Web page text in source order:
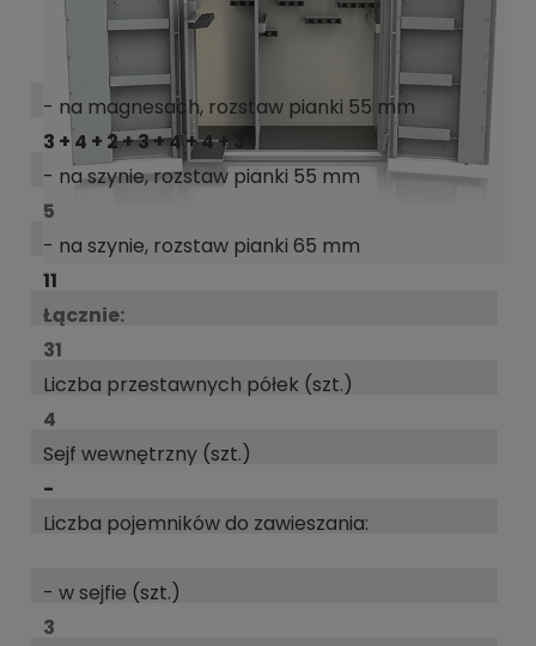
- na magnesach, rozstaw pianki 55 mm
3 + 4 + 2 + 3 + 4 + 4 + 3
- na szynie, rozstaw pianki 55 mm
5
- na szynie, rozstaw pianki 65 mm
11
Łącznie:
31
Liczba przestawnych półek (szt.)
4
Sejf wewnętrzny (szt.)
-
Liczba pojemników do zawieszania:
- w sejfie (szt.)
3